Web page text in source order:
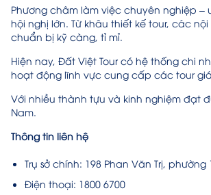
Phương châm làm việc chuyên nghiệp
hội nghị lớn. Từ khâu thiết kế tour, các
chuẩn bị kỹ càng, tỉ mỉ.
Hiện nay, Đất Việt Tour có hệ thống chi
hoạt động lĩnh vực cung cấp các tour
Với nhiều thành tựu và kinh nghiệm đạt
Nam.
Thông tin liên hệ
Trụ sở chính: 198 Phan Văn Trị, phường
Điện thoại: 1800 6700